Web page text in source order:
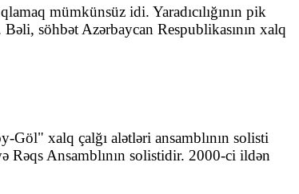
mümkünsüz idi. Yaradıcılığının pik
söhbət Azərbaycan Respublikasının xalq
xalq çalğı alətləri ansamblının solisti
Rəqs Ansamblının solistidir. 2000-ci ildən